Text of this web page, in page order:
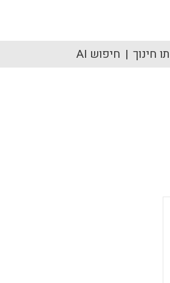
חינוך חיפוש AI